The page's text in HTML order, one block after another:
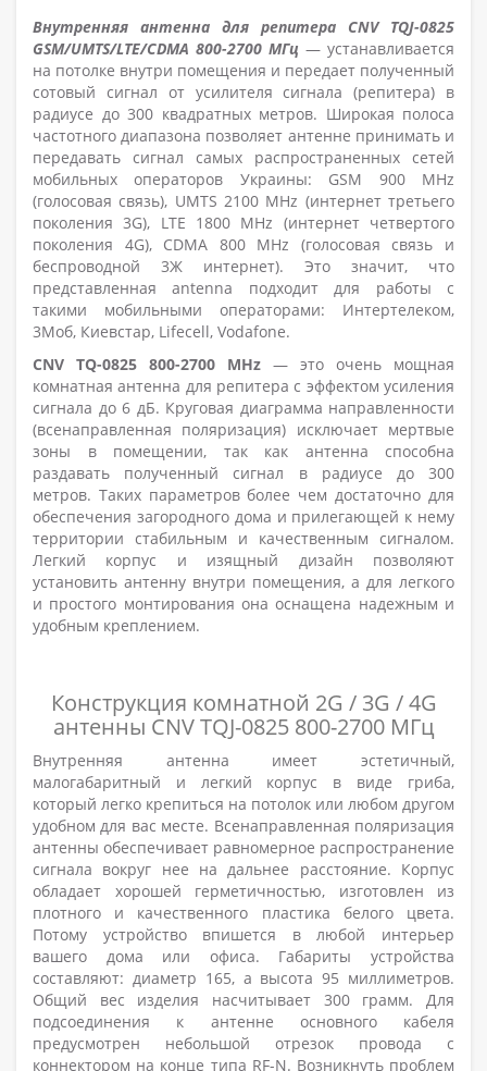
Внутренняя антенна для репитера CNV TQJ-0825
GSM/UMTS/LTE/CDMA 800-2700 МГц — устанавливается
на потолке внутри помещения и передает полученный
сотовый сигнал от усилителя сигнала (репитера) в
радиусе до 300 квадратных метров. Широкая полоса
частотного диапазона позволяет антенне принимать и
передавать сигнал самых распространенных сетей
мобильных операторов Украины: GSM 900 MHz
(голосовая связь), UMTS 2100 MHz (интернет третьего
поколения 3G), LTE 1800 MHz (интернет четвертого
поколения 4G), CDMA 800 MHz (голосовая связь и
беспроводной 3Ж интернет). Это значит, что
представленная antenna подходит для работы с
такими мобильными операторами: Интертелеком,
3Моб, Киевстар, Lifecell, Vodafone.
CNV TQ-0825 800-2700 MHz — это очень мощная
комнатная антенна для репитера с эффектом усиления
сигнала до 6 дБ. Круговая диаграмма направленности
(всенаправленная поляризация) исключает мертвые
зоны в помещении, так как антенна способна
раздавать полученный сигнал в радиусе до 300
метров. Таких параметров более чем достаточно для
обеспечения загородного дома и прилегающей к нему
территории стабильным и качественным сигналом.
Легкий корпус и изящный дизайн позволяют
установить антенну внутри помещения, а для легкого
и простого монтирования она оснащена надежным и
удобным креплением.
Конструкция комнатной 2G / 3G / 4G
антенны CNV TQJ-0825 800-2700 МГц
Внутренняя антенна имеет эстетичный,
малогабаритный и легкий корпус в виде гриба,
который легко крепиться на потолок или любом другом
удобном для вас месте. Всенаправленная поляризация
антенны обеспечивает равномерное распространение
сигнала вокруг нее на дальнее расстояние. Корпус
обладает хорошей герметичностью, изготовлен из
плотного и качественного пластика белого цвета.
Потому устройство впишется в любой интерьер
вашего дома или офиса. Габариты устройства
составляют: диаметр 165, а высота 95 миллиметров.
Общий вес изделия насчитывает 300 грамм. Для
подсоединения к антенне основного кабеля
предусмотрен небольшой отрезок провода с
коннектором на конце типа RF-N. Возникнуть проблем